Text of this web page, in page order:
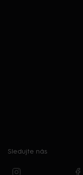
Sledujte nás